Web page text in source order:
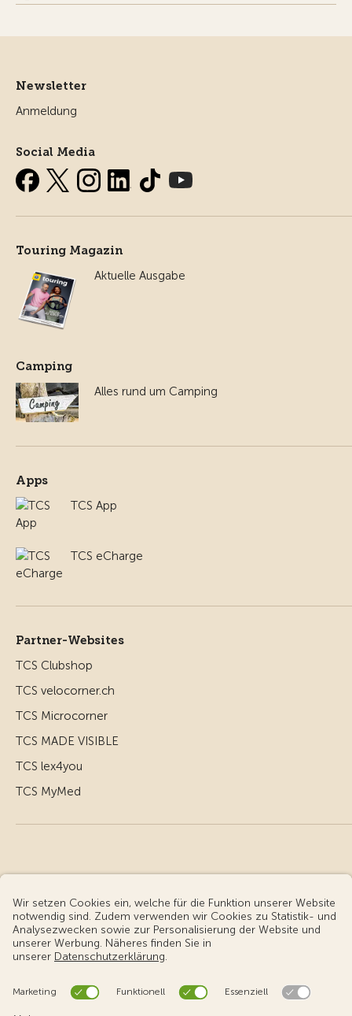
Newsletter
Anmeldung
Social Media
Touring Magazin
Aktuelle Ausgabe
Camping
Alles rund um Camping
Apps
TCS App
TCS eCharge
Partner-Websites
TCS Clubshop
TCS velocorner.ch
TCS Microcorner
TCS MADE VISIBLE
TCS lex4you
TCS MyMed
© Touring Club Schweiz
Benutzungsbedingungen - rechtliche Informationen